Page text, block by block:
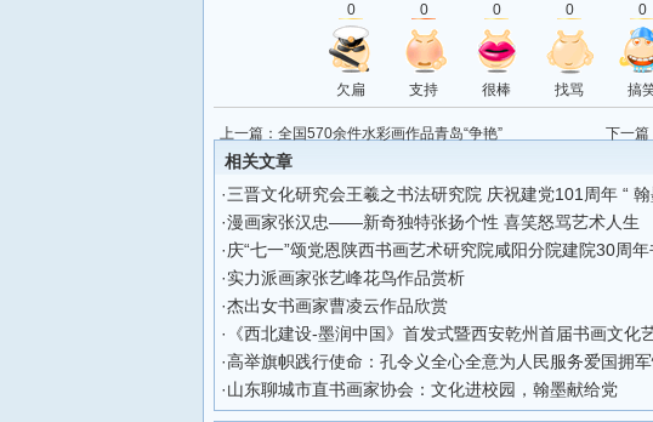
0 0 0 0 0
欠扁 支持 很棒 找骂 搞
上一篇： 全国570余件水彩画作品青岛“争艳” 下一篇
相关文章
·三晋文化研究会王羲之书法研究院 庆祝建党101周年 “
·漫画家张汉忠——​新奇独特张扬个性 喜笑怒骂艺术人生
·庆“七一”颂党恩陕西书画艺术研究院咸阳分院建院30周
·实力派画家张艺峰花鸟作品赏析
·杰出女书画家曹凌云作品欣赏
· 《西北建设-墨润中国》首发式暨西安乾州首届书画文化
·高举旗帜践行使命：孔令义全心全意为人民服务爱国拥
·山东聊城市直书画家协会：文化进校园，翰墨献给党